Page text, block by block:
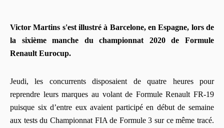
Victor Martins s'est illustré à Barcelone, en Espagne, lors de
la sixième manche du championnat 2020 de Formule
Renault Eurocup.
Jeudi, les concurrents disposaient de quatre heures pour
reprendre leurs marques au volant de Formule Renault FR-19
puisque six d’entre eux avaient participé en début de semaine
aux tests du Championnat FIA de Formule 3 sur ce même tracé.